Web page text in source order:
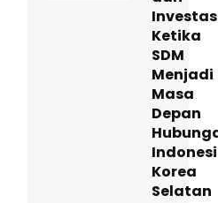
Ketika
SDM
Menjadi
Masa
Depan
Korea
Selatan